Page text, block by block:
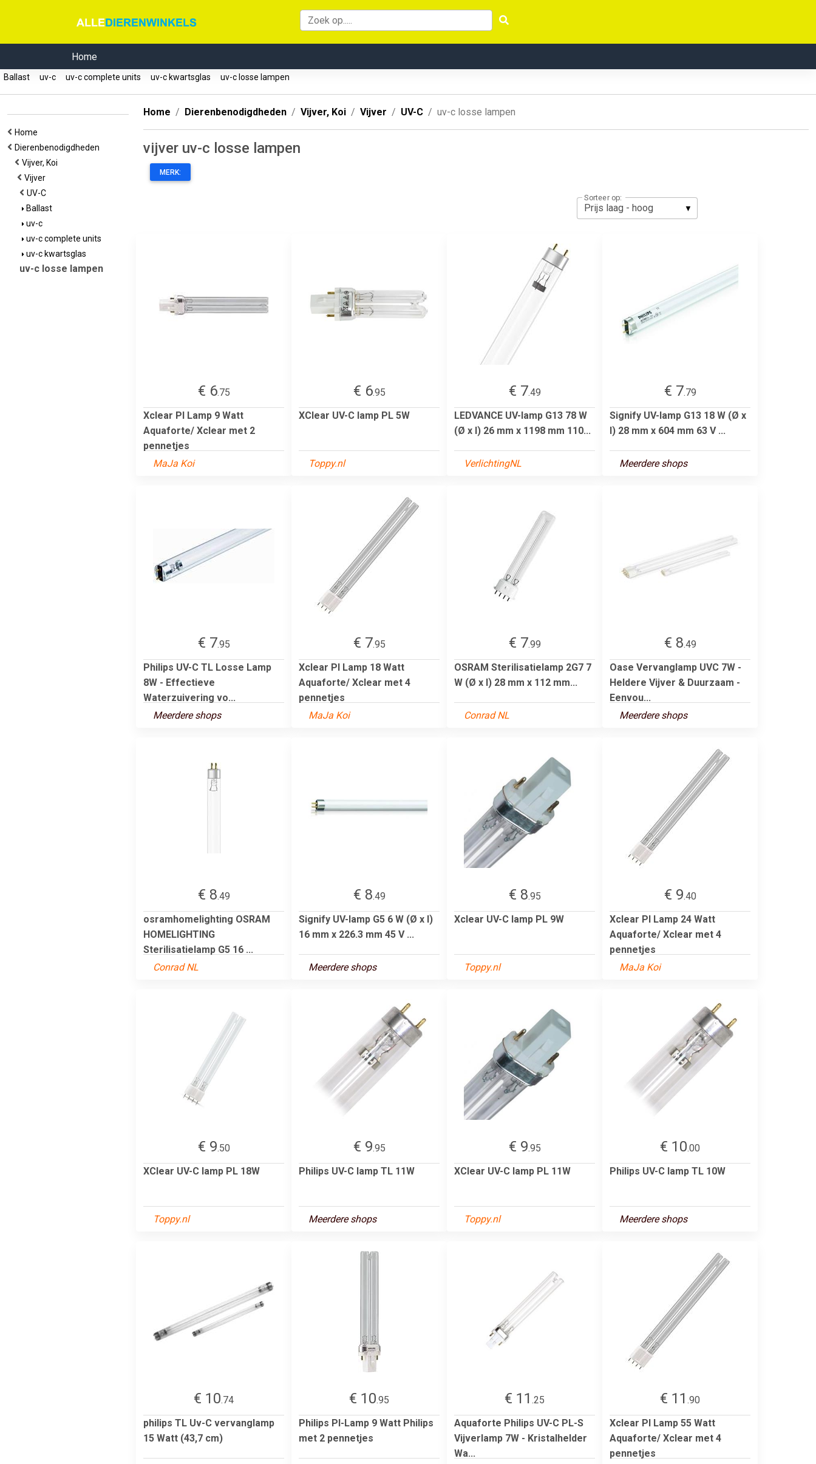
Home
Ballast uv-c uv-c complete units uv-c kwartsglas uv-c losse lampen
Home
Dierenbenodigdheden
Vijver, Koi
Vijver
UV-C
Ballast
uv-c
uv-c complete units
uv-c kwartsglas
uv-c losse lampen
Home Dierenbenodigdheden Vijver, Koi Vijver UV-C uv-c losse lampen
vijver uv-c losse lampen
MERK:
Sorteer op:
€ 6.75
Xclear Pl Lamp 9 Watt
Aquaforte/ Xclear met 2
pennetjes
MaJa Koi
€ 6.95
XClear UV-C lamp PL 5W
Toppy.nl
€ 7.49
LEDVANCE UV-lamp G13 78 W
(Ø x l) 26 mm x 1198 mm 110...
VerlichtingNL
€ 7.79
Signify UV-lamp G13 18 W (Ø x
l) 28 mm x 604 mm 63 V ...
Meerdere shops
€ 7.95
Philips UV-C TL Losse Lamp
8W - Effectieve
Waterzuivering vo...
Meerdere shops
€ 7.95
Xclear Pl Lamp 18 Watt
Aquaforte/ Xclear met 4
pennetjes
MaJa Koi
€ 7.99
OSRAM Sterilisatielamp 2G7 7
W (Ø x l) 28 mm x 112 mm...
Conrad NL
€ 8.49
Oase Vervanglamp UVC 7W -
Heldere Vijver & Duurzaam -
Eenvou...
Meerdere shops
€ 8.49
osramhomelighting OSRAM
HOMELIGHTING
Sterilisatielamp G5 16 ...
Conrad NL
€ 8.49
Signify UV-lamp G5 6 W (Ø x l)
16 mm x 226.3 mm 45 V ...
Meerdere shops
€ 8.95
Xclear UV-C lamp PL 9W
Toppy.nl
€ 9.40
Xclear Pl Lamp 24 Watt
Aquaforte/ Xclear met 4
pennetjes
MaJa Koi
€ 9.50
XClear UV-C lamp PL 18W
Toppy.nl
€ 9.95
Philips UV-C lamp TL 11W
Meerdere shops
€ 9.95
XClear UV-C lamp PL 11W
Toppy.nl
€ 10.00
Philips UV-C lamp TL 10W
Meerdere shops
€ 10.74
philips TL Uv-C vervanglamp
15 Watt (43,7 cm)
€ 10.95
Philips Pl-Lamp 9 Watt Philips
met 2 pennetjes
€ 11 .25
Aquaforte Philips UV-C PL-S
Vijverlamp 7W - Kristalhelder
Wa...
€ 11 .90
Xclear Pl Lamp 55 Watt
Aquaforte/ Xclear met 4
pennetjes